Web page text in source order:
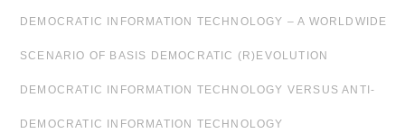
DEMOCRATIC INFORMATION TECHNOLOGY – A WORLDWIDE
SCENARIO OF BASIS DEMOCRATIC (R)EVOLUTION
DEMOCRATIC INFORMATION TECHNOLOGY VERSUS ANTI-
DEMOCRATIC INFORMATION TECHNOLOGY